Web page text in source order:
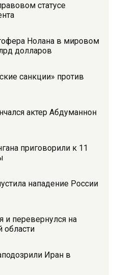
статусе
Нолана в мировом
долларов
санкции» против
актер Абдуманнон
приговорили к 11
нападение России
и перевернулся на
области
Иран в